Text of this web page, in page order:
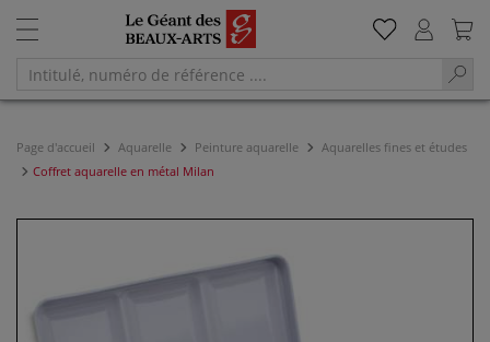
Page d'accueil Aquarelle Peinture aquarelle
Aquarelles fines et études
Coffret aquarelle en métal Milan